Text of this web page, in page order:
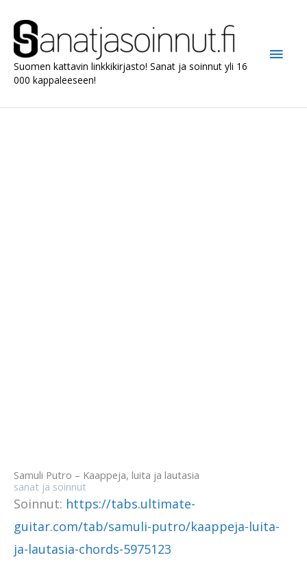
sisältöön
Suomen kattavin linkkikirjasto! Sanat ja soinnut yli 16
000 kappaleeseen!
Samuli Putro – Kaappeja, luita ja lautasia
sanat ja soinnut
Soinnut: https://tabs.ultimate-
guitar.com/tab/samuli-putro/kaappeja-luita-
ja-lautasia-chords-5975123